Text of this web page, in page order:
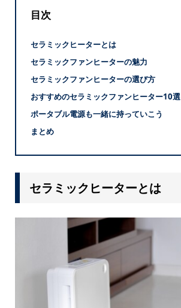
目次
セラミックヒーターとは
セラミックファンヒーターの魅力
セラミックファンヒーターの選び方
おすすめのセラミックファンヒーター10選
ポータブル電源も一緒に持っていこう
まとめ
セラミックヒーターとは